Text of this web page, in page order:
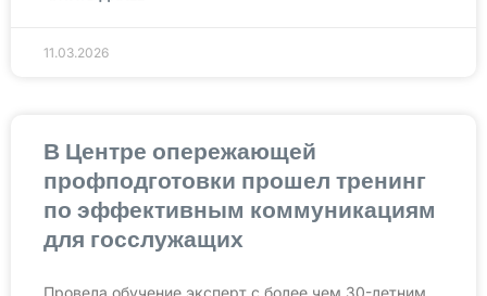
11.03.2026
В Центре опережающей
профподготовки прошел тренинг
по эффективным коммуникациям
для госслужащих
Провела обучение эксперт с более чем 30-летним